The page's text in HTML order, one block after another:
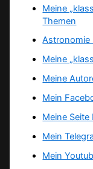
Meine
Themen
Astronomie
Meine
Meine
Mein
Meine Seite
Mein
Mein